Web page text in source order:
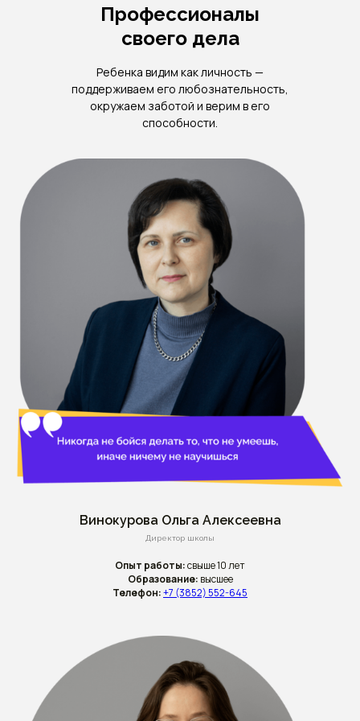
Профессионалы
своего дела
Ребенка видим как личность —
поддерживаем его любознательность,
окружаем заботой и верим в его
способности.
Винокурова Ольга Алексеевна
Директор школы
Опыт работы:свыше 10 лет
Образование: высшее
Телефон:+7 (3852) 552-645